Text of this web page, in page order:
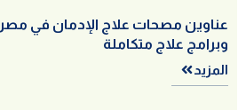
عناوين مصحات علاج الإدمان في
وبرامج علاج متكاملة
المزيد